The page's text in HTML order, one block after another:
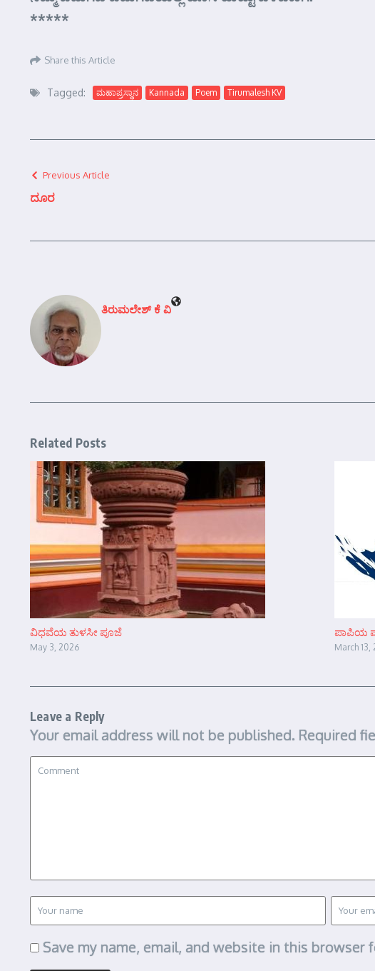
*****
Share this Article
Tagged: ಮಹಾಪ್ರಸ್ಥಾನ Kannada Poem Tirumalesh KV
Previous Article
ದೂರ
ತಿರುಮಲೇಶ್ ಕೆ ವಿ
Related Posts
ವಿಧವೆಯ ತುಳಸೀ ಪೂಜೆ
May 3, 2026
ಪಾಪಿಯ
March 13,
Leave a Reply
Your email address will not be published. Required
Save my name, email, and website in this